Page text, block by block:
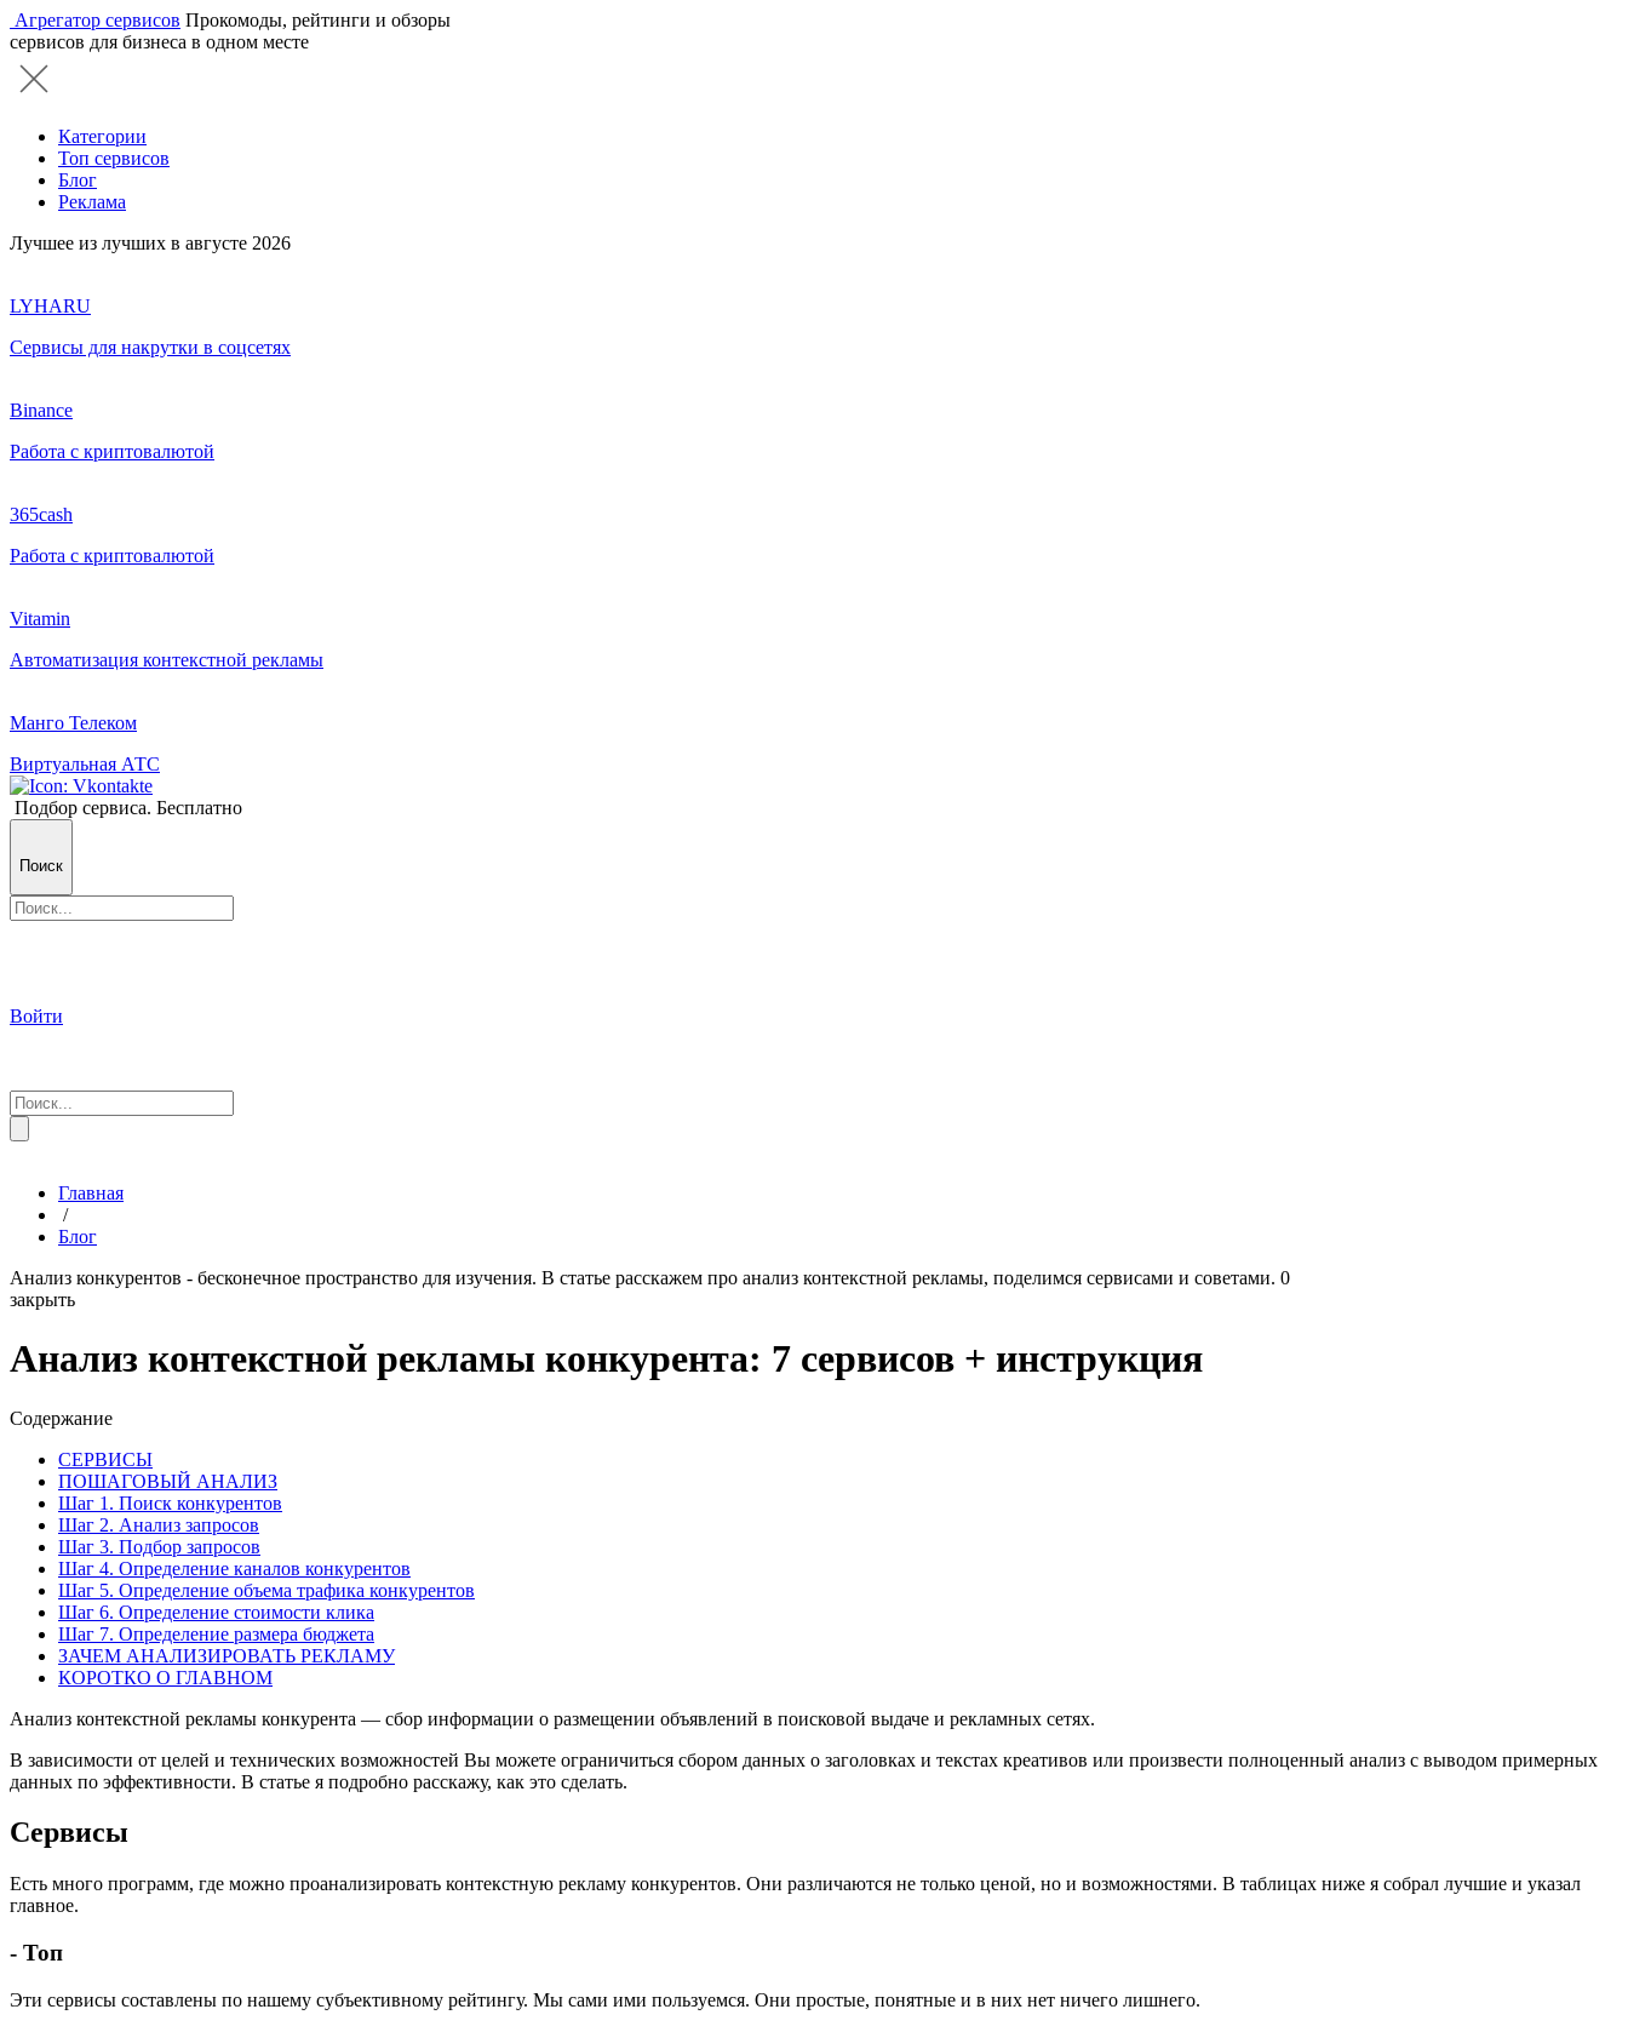
Агрегатор сервисов Прокомоды, рейтинги и обзоры
сервисов для бизнеса в одном месте
Категории
Топ сервисов
Блог
Реклама
Лучшее из лучших в августе 2026
LYHARU
Сервисы для накрутки в соцсетях
Binance
Работа с криптовалютой
365cash
Работа с криптовалютой
Vitamin
Автоматизация контекстной рекламы
Манго Телеком
Виртуальная АТС
Подбор сервиса. Бесплатно
Поиск
Войти
Главная
/
Блог
Анализ конкурентов - бесконечное пространство для изучения. В статье расскажем про анализ контекстной рекламы, поделимся сервисами и советами. 0
закрыть
Анализ контекстной рекламы конкурента: 7 сервисов + инструкция
Содержание
СЕРВИСЫ
ПОШАГОВЫЙ АНАЛИЗ
Шаг 1. Поиск конкурентов
Шаг 2. Анализ запросов
Шаг 3. Подбор запросов
Шаг 4. Определение каналов конкурентов
Шаг 5. Определение объема трафика конкурентов
Шаг 6. Определение стоимости клика
Шаг 7. Определение размера бюджета
ЗАЧЕМ АНАЛИЗИРОВАТЬ РЕКЛАМУ
КОРОТКО О ГЛАВНОМ
Анализ контекстной рекламы конкурента — сбор информации о размещении объявлений в поисковой выдаче и рекламных сетях.
В зависимости от целей и технических возможностей Вы можете ограничиться сбором данных о заголовках и текстах креативов или произвести полноценный анализ с выводом примерных
данных по эффективности. В статье я подробно расскажу, как это сделать.
Сервисы
Есть много программ, где можно проанализировать контекстную рекламу конкурентов. Они различаются не только ценой, но и возможностями. В таблицах ниже я собрал лучшие и указал
главное.
- Топ
Эти сервисы составлены по нашему субъективному рейтингу. Мы сами ими пользуемся. Они простые, понятные и в них нет ничего лишнего.